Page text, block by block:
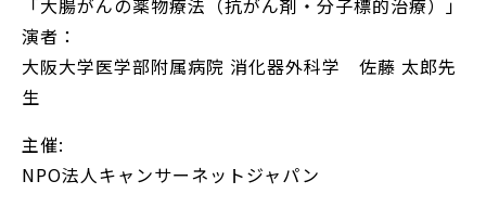
「大腸がんの薬物療法（抗がん剤・分子標的治療）」
演者：
大阪大学医学部附属病院 消化器外科学 佐藤 太郎先
生
主催:
NPO法人キャンサーネットジャパン